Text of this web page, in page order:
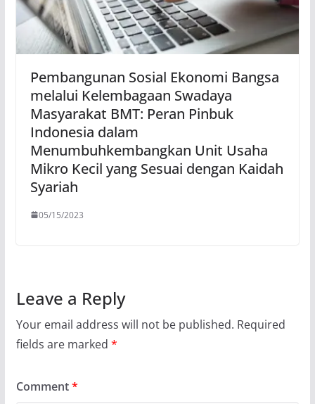
Pembangunan Sosial Ekonomi Bangsa
melalui Kelembagaan Swadaya
Masyarakat BMT: Peran Pinbuk
Indonesia dalam
Menumbuhkembangkan Unit Usaha
Mikro Kecil yang Sesuai dengan Kaidah
Syariah
05/15/2023
Leave a Reply
Your email address will not be published. Required
fields are marked *
Comment*